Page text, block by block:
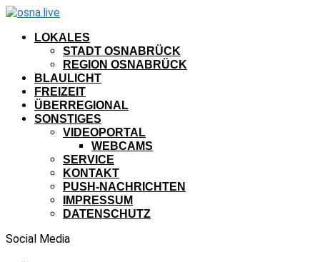
LOKALES
STADT OSNABRÜCK
REGION OSNABRÜCK
BLAULICHT
FREIZEIT
ÜBERREGIONAL
SONSTIGES
VIDEOPORTAL
WEBCAMS
SERVICE
KONTAKT
PUSH-NACHRICHTEN
IMPRESSUM
DATENSCHUTZ
Social Media